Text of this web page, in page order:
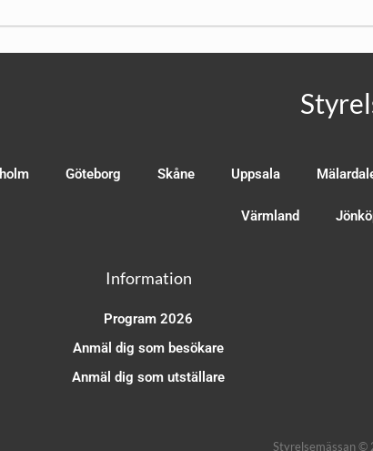
Göteborg Skåne Uppsala
Värmland
Information
Program 2026
Anmäl dig som besökare
Anmäl dig som utställare
Styrelsemässan ©